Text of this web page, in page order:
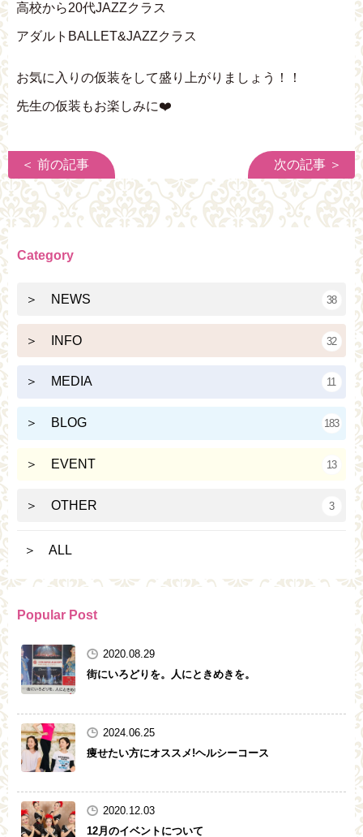
高校から20代JAZZクラス
アダルトBALLET&JAZZクラス
お気に入りの仮装をして盛り上がりましょう！！
先生の仮装もお楽しみに❤️
＜ 前の記事 次の記事 ＞
Category
＞ NEWS 38
＞ INFO 32
＞ MEDIA 11
＞ BLOG 183
＞ EVENT 13
＞ OTHER 3
＞ ALL
Popular Post
2020.08.29
街にいろどりを。人にときめきを。
2024.06.25
痩せたい方にオススメ!ヘルシーコース
2020.12.03
12月のイベントについて